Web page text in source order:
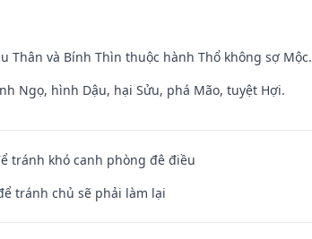
Thân và Bính Thìn thuộc hành Thổ không sợ Mộc.
Ngọ, hình Dậu, hại Sửu, phá Mão, tuyệt Hợi.
tránh khó canh phòng đê điều
tránh chủ sẽ phải làm lại